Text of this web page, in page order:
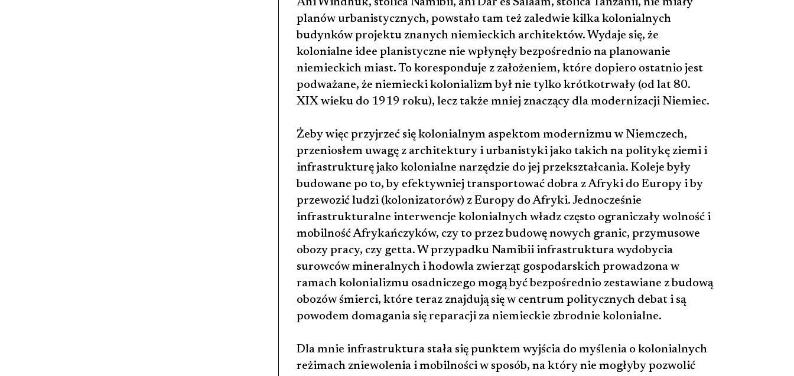
Ani Windhuk, stolica Namibii, ani Dar es Salaam, stolica Tanzanii, nie miały
planów urbanistycznych, powstało tam też zaledwie kilka kolonialnych
budynków projektu znanych niemieckich architektów. Wydaje się, że
kolonialne idee planistyczne nie wpłynęły bezpośrednio na planowanie
niemieckich miast. To koresponduje z założeniem, które dopiero ostatnio jest
podważane, że niemiecki kolonializm był nie tylko krótkotrwały (od lat 80.
XIX wieku do 1919 roku), lecz także mniej znaczący dla modernizacji Niemiec.
Żeby więc przyjrzeć się kolonialnym aspektom modernizmu w Niemczech,
przeniosłem uwagę z architektury i urbanistyki jako takich na politykę ziemi i
infrastrukturę jako kolonialne narzędzie do jej przekształcania. Koleje były
budowane po to, by efektywniej transportować dobra z Afryki do Europy i by
przewozić ludzi (kolonizatorów) z Europy do Afryki. Jednocześnie
infrastrukturalne interwencje kolonialnych władz często ograniczały wolność i
mobilność Afrykańczyków, czy to przez budowę nowych granic, przymusowe
obozy pracy, czy getta. W przypadku Namibii infrastruktura wydobycia
surowców mineralnych i hodowla zwierząt gospodarskich prowadzona w
ramach kolonializmu osadniczego mogą być bezpośrednio zestawiane z budową
obozów śmierci, które teraz znajdują się w centrum politycznych debat i są
powodem domagania się reparacji za niemieckie zbrodnie kolonialne.
Dla mnie infrastruktura stała się punktem wyjścia do myślenia o kolonialnych
reżimach zniewolenia i mobilności w sposób, na który nie mogłyby pozwolić